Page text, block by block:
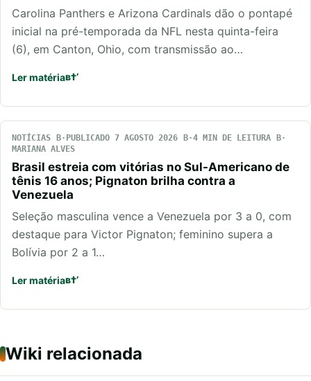
Carolina Panthers e Arizona Cardinals dão o pontapé
inicial na pré-temporada da NFL nesta quinta-feira
(6), em Canton, Ohio, com transmissão ao…
Ler matéria
NOTÍCIAS PUBLICADO 7 AGOSTO 2026
4 MIN DE LEITURA
MARIANA ALVES
Brasil estreia com vitórias no Sul-Americano de
tênis 16 anos; Pignaton brilha contra a
Venezuela
Seleção masculina vence a Venezuela por 3 a 0, com
destaque para Victor Pignaton; feminino supera a
Bolívia por 2 a 1…
Ler matéria
Wiki relacionada